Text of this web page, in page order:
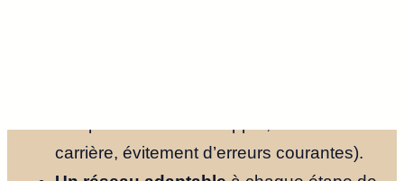
carrière, évitement d’erreurs courantes).